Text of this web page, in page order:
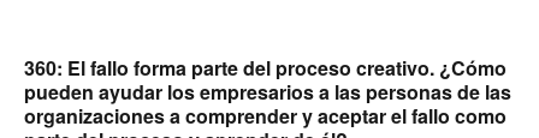
360: El fallo forma parte del proceso creativo. ¿Cómo
pueden ayudar los empresarios a las personas de las
organizaciones a comprender y aceptar el fallo como